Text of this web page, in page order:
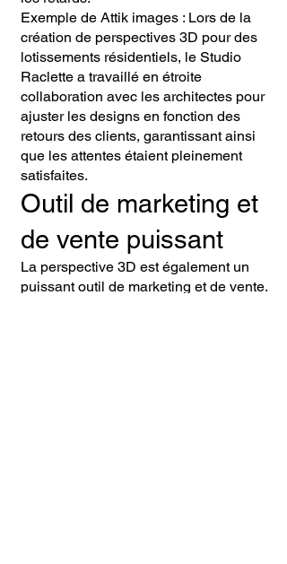
Exemple de Attik images : Lors de la
création de perspectives 3D pour des
lotissements résidentiels, le Studio
Raclette a travaillé en étroite
collaboration avec les architectes pour
ajuster les designs en fonction des
retours des clients, garantissant ainsi
que les attentes étaient pleinement
satisfaites.
Outil de marketing et
de vente puissant
La perspective 3D est également un
puissant outil de marketing et de vente.